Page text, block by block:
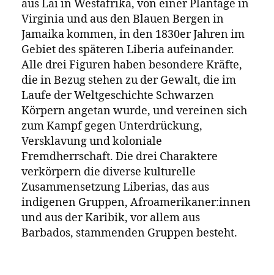
Liberia ist eine Geschichte des
Widerstandes. Als ich begann, Sie wäre
König zu schreiben, habe ich ziemlich
intensiv verschiedene
Widerstandsbewegungen und
Aufstandsbewegungen in der afrikanischen
Diaspora von Menschen afrikanischer
Abstammung recherchiert. Das war
gewaltig – da gab es Gaspar Yanga in Mexico
und José Antonio Aponte in Kuba, wie auch
in Haiti und Liberia und Nat Turner, und ich
wollte, dass die Geschichte in ihrem Kern
von Widerstand handelt.
Wayétu Moore im Interview mit akono